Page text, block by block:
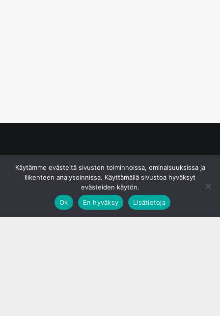
Käytämme evästeitä sivuston toiminnoissa, ominaisuuksissa ja
liikenteen analysoinnissa. Käyttämällä sivustoa hyväksyt
evästeiden käytön.
Ok
En hyväksy Lisätietoja